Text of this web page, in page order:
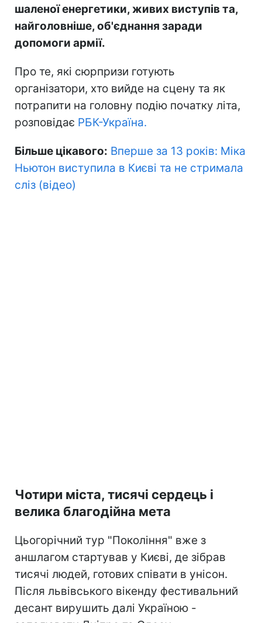
шаленої енергетики, живих виступів та,
найголовніше, об'єднання заради
допомоги армії.
Про те, які сюрпризи готують
організатори, хто вийде на сцену та як
потрапити на головну подію початку літа,
розповідає РБК-Україна.
Більше цікавого: Вперше за 13 років: Міка
Ньютон виступила в Києві та не стримала
сліз (відео)
Чотири міста, тисячі сердець і
велика благодійна мета
Цьогорічний тур "Покоління" вже з
аншлагом стартував у Києві, де зібрав
тисячі людей, готових співати в унісон.
Після львівського вікенду фестивальний
десант вирушить далі Україною -